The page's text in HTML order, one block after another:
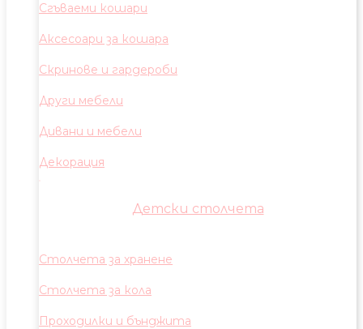
Сгъваеми кошари
Аксесоари за кошара
Скринове и гардероби
Други мебели
Дивани и мебели
Декорация
Детски столчета
Столчета за хранене
Столчета за кола
Проходилки и бънджита